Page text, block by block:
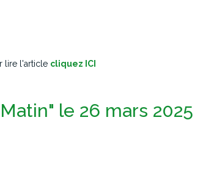
lire l'article cliquez ICI
le 26 mars 2025